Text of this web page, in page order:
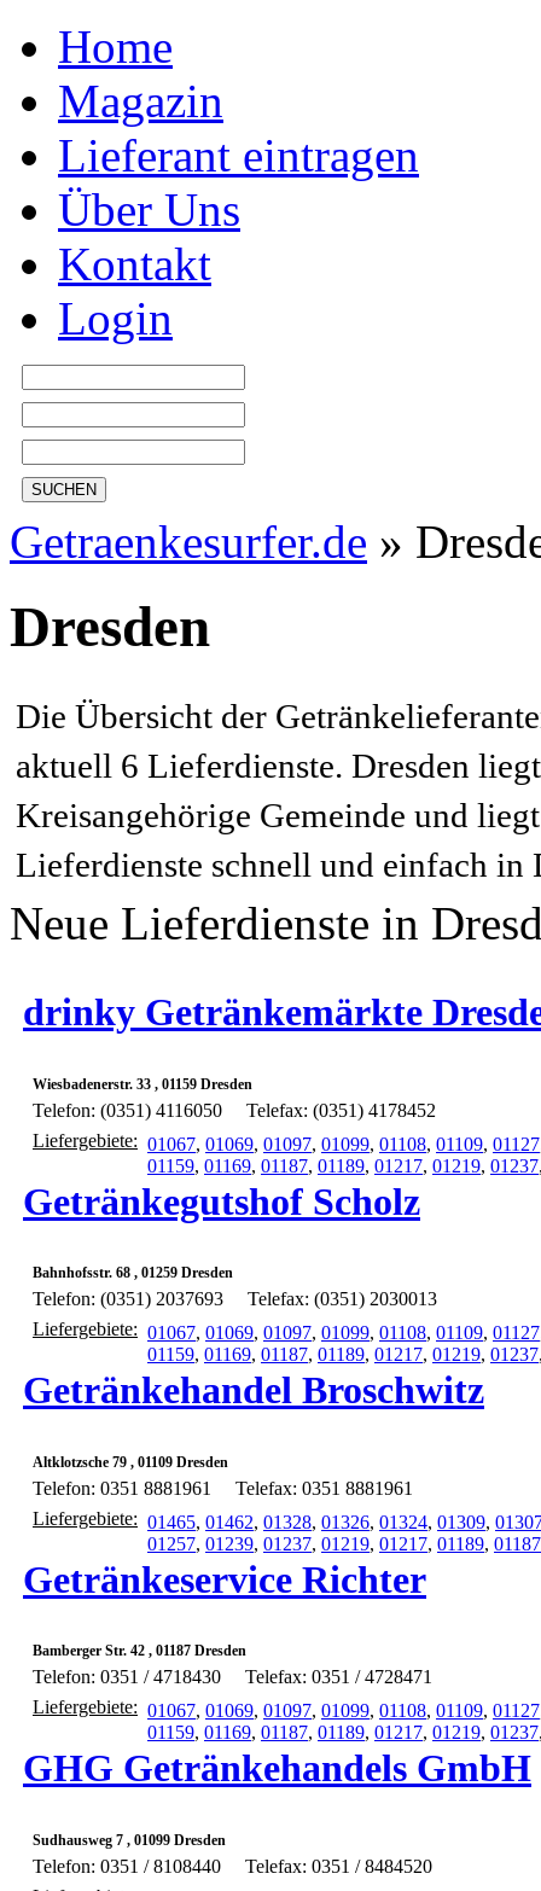
Home
Magazin
Lieferant eintragen
Über Uns
Kontakt
Login
SUCHEN
Getraenkesurfer.de »
Dresden
Die Übersicht der
aktuell 6 Lieferdienste. Dresden
Kreisangehörige Gemeinde und
Lieferdienste schnell und einfach
Neue Lieferdienste in
drinky Getränkemärkte
Wiesbadenerstr. 33 , 01159 Dresden
Telefon: (0351) 4116050
Telefax: (0351) 4178452
Liefergebiete: 01067, 01069, 01097, 01099, 01108, 01109, 01127
01159, 01169, 01187, 01189, 01217, 01219, 01237
Getränkegutshof Scholz
Bahnhofsstr. 68 , 01259 Dresden
Telefon: (0351) 2037693
Telefax: (0351) 2030013
Liefergebiete: 01067, 01069, 01097, 01099, 01108, 01109, 01127
01159, 01169, 01187, 01189, 01217, 01219, 01237
Getränkehandel Broschwitz
Altklotzsche 79 , 01109 Dresden
Telefon: 0351 8881961
Telefax: 0351 8881961
Liefergebiete: 01465, 01462, 01328, 01326, 01324, 01309,
01257, 01239, 01237, 01219, 01217, 01189, 01187
Getränkeservice Richter
Bamberger Str. 42 , 01187 Dresden
Telefon: 0351 / 4718430
Telefax: 0351 / 4728471
Liefergebiete: 01067, 01069, 01097, 01099, 01108, 01109, 01127
01159, 01169, 01187, 01189, 01217, 01219, 01237
GHG Getränkehandels GmbH
Sudhausweg 7 , 01099 Dresden
Telefon: 0351 / 8108440
Telefax: 0351 / 8484520